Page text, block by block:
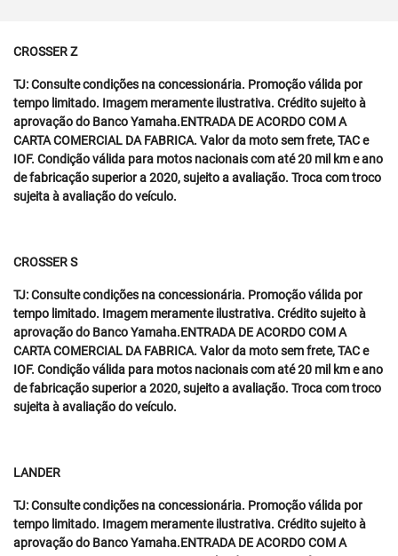
CROSSER Z
TJ: Consulte condições na concessionária. Promoção válida por
tempo limitado. Imagem meramente ilustrativa. Crédito sujeito à
aprovação do Banco Yamaha.ENTRADA DE ACORDO COM A
CARTA COMERCIAL DA FABRICA. Valor da moto sem frete, TAC e
IOF. Condição válida para motos nacionais com até 20 mil km e ano
de fabricação superior a 2020, sujeito a avaliação. Troca com troco
sujeita à avaliação do veículo.
CROSSER S
TJ: Consulte condições na concessionária. Promoção válida por
tempo limitado. Imagem meramente ilustrativa. Crédito sujeito à
aprovação do Banco Yamaha.ENTRADA DE ACORDO COM A
CARTA COMERCIAL DA FABRICA. Valor da moto sem frete, TAC e
IOF. Condição válida para motos nacionais com até 20 mil km e ano
de fabricação superior a 2020, sujeito a avaliação. Troca com troco
sujeita à avaliação do veículo.
LANDER
TJ: Consulte condições na concessionária. Promoção válida por
tempo limitado. Imagem meramente ilustrativa. Crédito sujeito à
aprovação do Banco Yamaha.ENTRADA DE ACORDO COM A